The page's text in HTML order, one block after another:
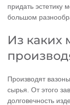
придать эстетику
большом
Из каких
Производят
сырья. От этого
долговечность